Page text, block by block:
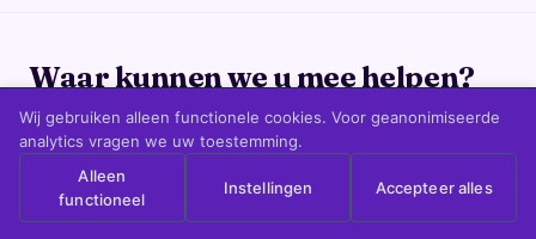
Waar kunnen we u mee helpen?
Kies uw situatie — wij wijzen de juiste vervolgstap.
Wij gebruiken alleen functionele cookies. Voor geanonimiseerde
analytics vragen we uw toestemming.
Alleen
functioneel
Instellingen Accepteer alles